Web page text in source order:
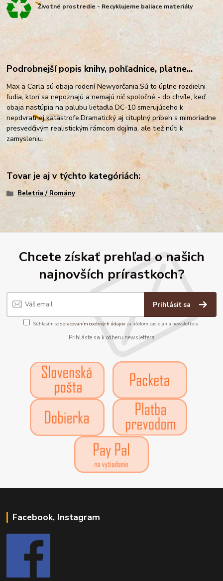
Životné prostredie - Recyklujeme baliace materiály
Podrobnejší popis knihy, pohľadnice, platne...
Max a Carla sú obaja rodení Newyorčania.Sú to úplne rozdielni
ľudia, ktorí sa nepoznajú a nemajú nič spoločné - do chvíle, keď
obaja nastúpia na palubu lietadla DC-10 smerujúceho k
neodvratnej katastrofe.Dramatický aj cituplný príbeh s mimoriadne
presvedčivým realistickým rámcom dojíma, ale tiež núti k
zamysleniu.
Tovar je aj v týchto kategóriách:
Beletria / Romány
Chcete získať prehľad o našich
najnovších prírastkoch?
Prihlásiť sa
Súhlasím sospracovaním osobných údajov za účelom zasielania newslettera.
Prihláste sa k odberu newslettera
Facebook, Instagram